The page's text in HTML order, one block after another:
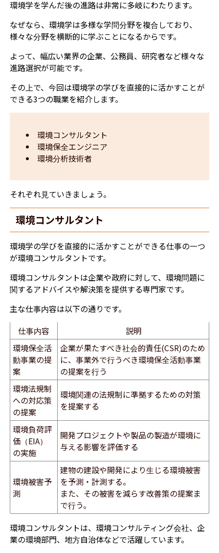
環境学を学んだ後の進路は非常に多岐にわたります。
なぜなら、環境学は多様な学問分野を複合しており、
様々な分野を横断的に学ぶことになるからです。
よって、幅広い業界の企業、公務員、研究者など様々な
進路選択が可能です。
その上で、今回は環境学の学びを直接的に活かすことが
できる3つの職業を紹介します。
環境コンサルタント
環境保全エンジニア
環境分析技術者
それぞれ見ていきましょう。
環境コンサルタント
環境学の学びを直接的に活かすことができる仕事の一つ
が環境コンサルタントです。
環境コンサルタントは企業や政府に対して、環境問題に
関するアドバイスや解決策を提供する専門家です。
主な仕事内容は以下の通りです。
仕事内容
説明
環境保全活
動事業の提
案
企業が果たすべき社会的責任(CSR)のため
に、事業外で行うべき環境保全活動事業
の提案を行う
環境法規制
への対応策
の提案
環境関連の法規制に準拠するための対策
を提案する
環境負荷評
価（EIA）
の実施
開発プロジェクトや製品の製造が環境に
与える影響を評価する
環境被害予
測
建物の建設や開発により生じる環境被害
を予測・計測する。
また、その被害を減らす改善策の提案ま
で行う。
環境コンサルタントは、環境コンサルティング会社、企
業の環境部門、地方自治体などで活躍しています。